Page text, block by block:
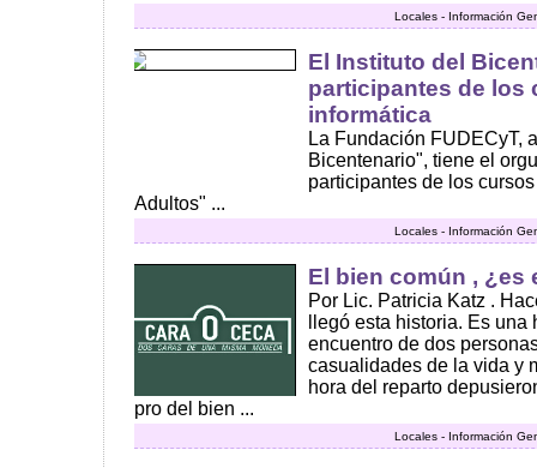
Locales - Información
El Instituto del
participantes de los
informática
La Fundación FUDECyT,
Bicentenario", tiene el
participantes de los
Adultos" ...
Locales - Información
El bien común , ¿es
Por Lic. Patricia Katz .
llegó esta historia. Es
encuentro de dos
casualidades de la vida y
hora del reparto
pro del bien ...
Locales - Información